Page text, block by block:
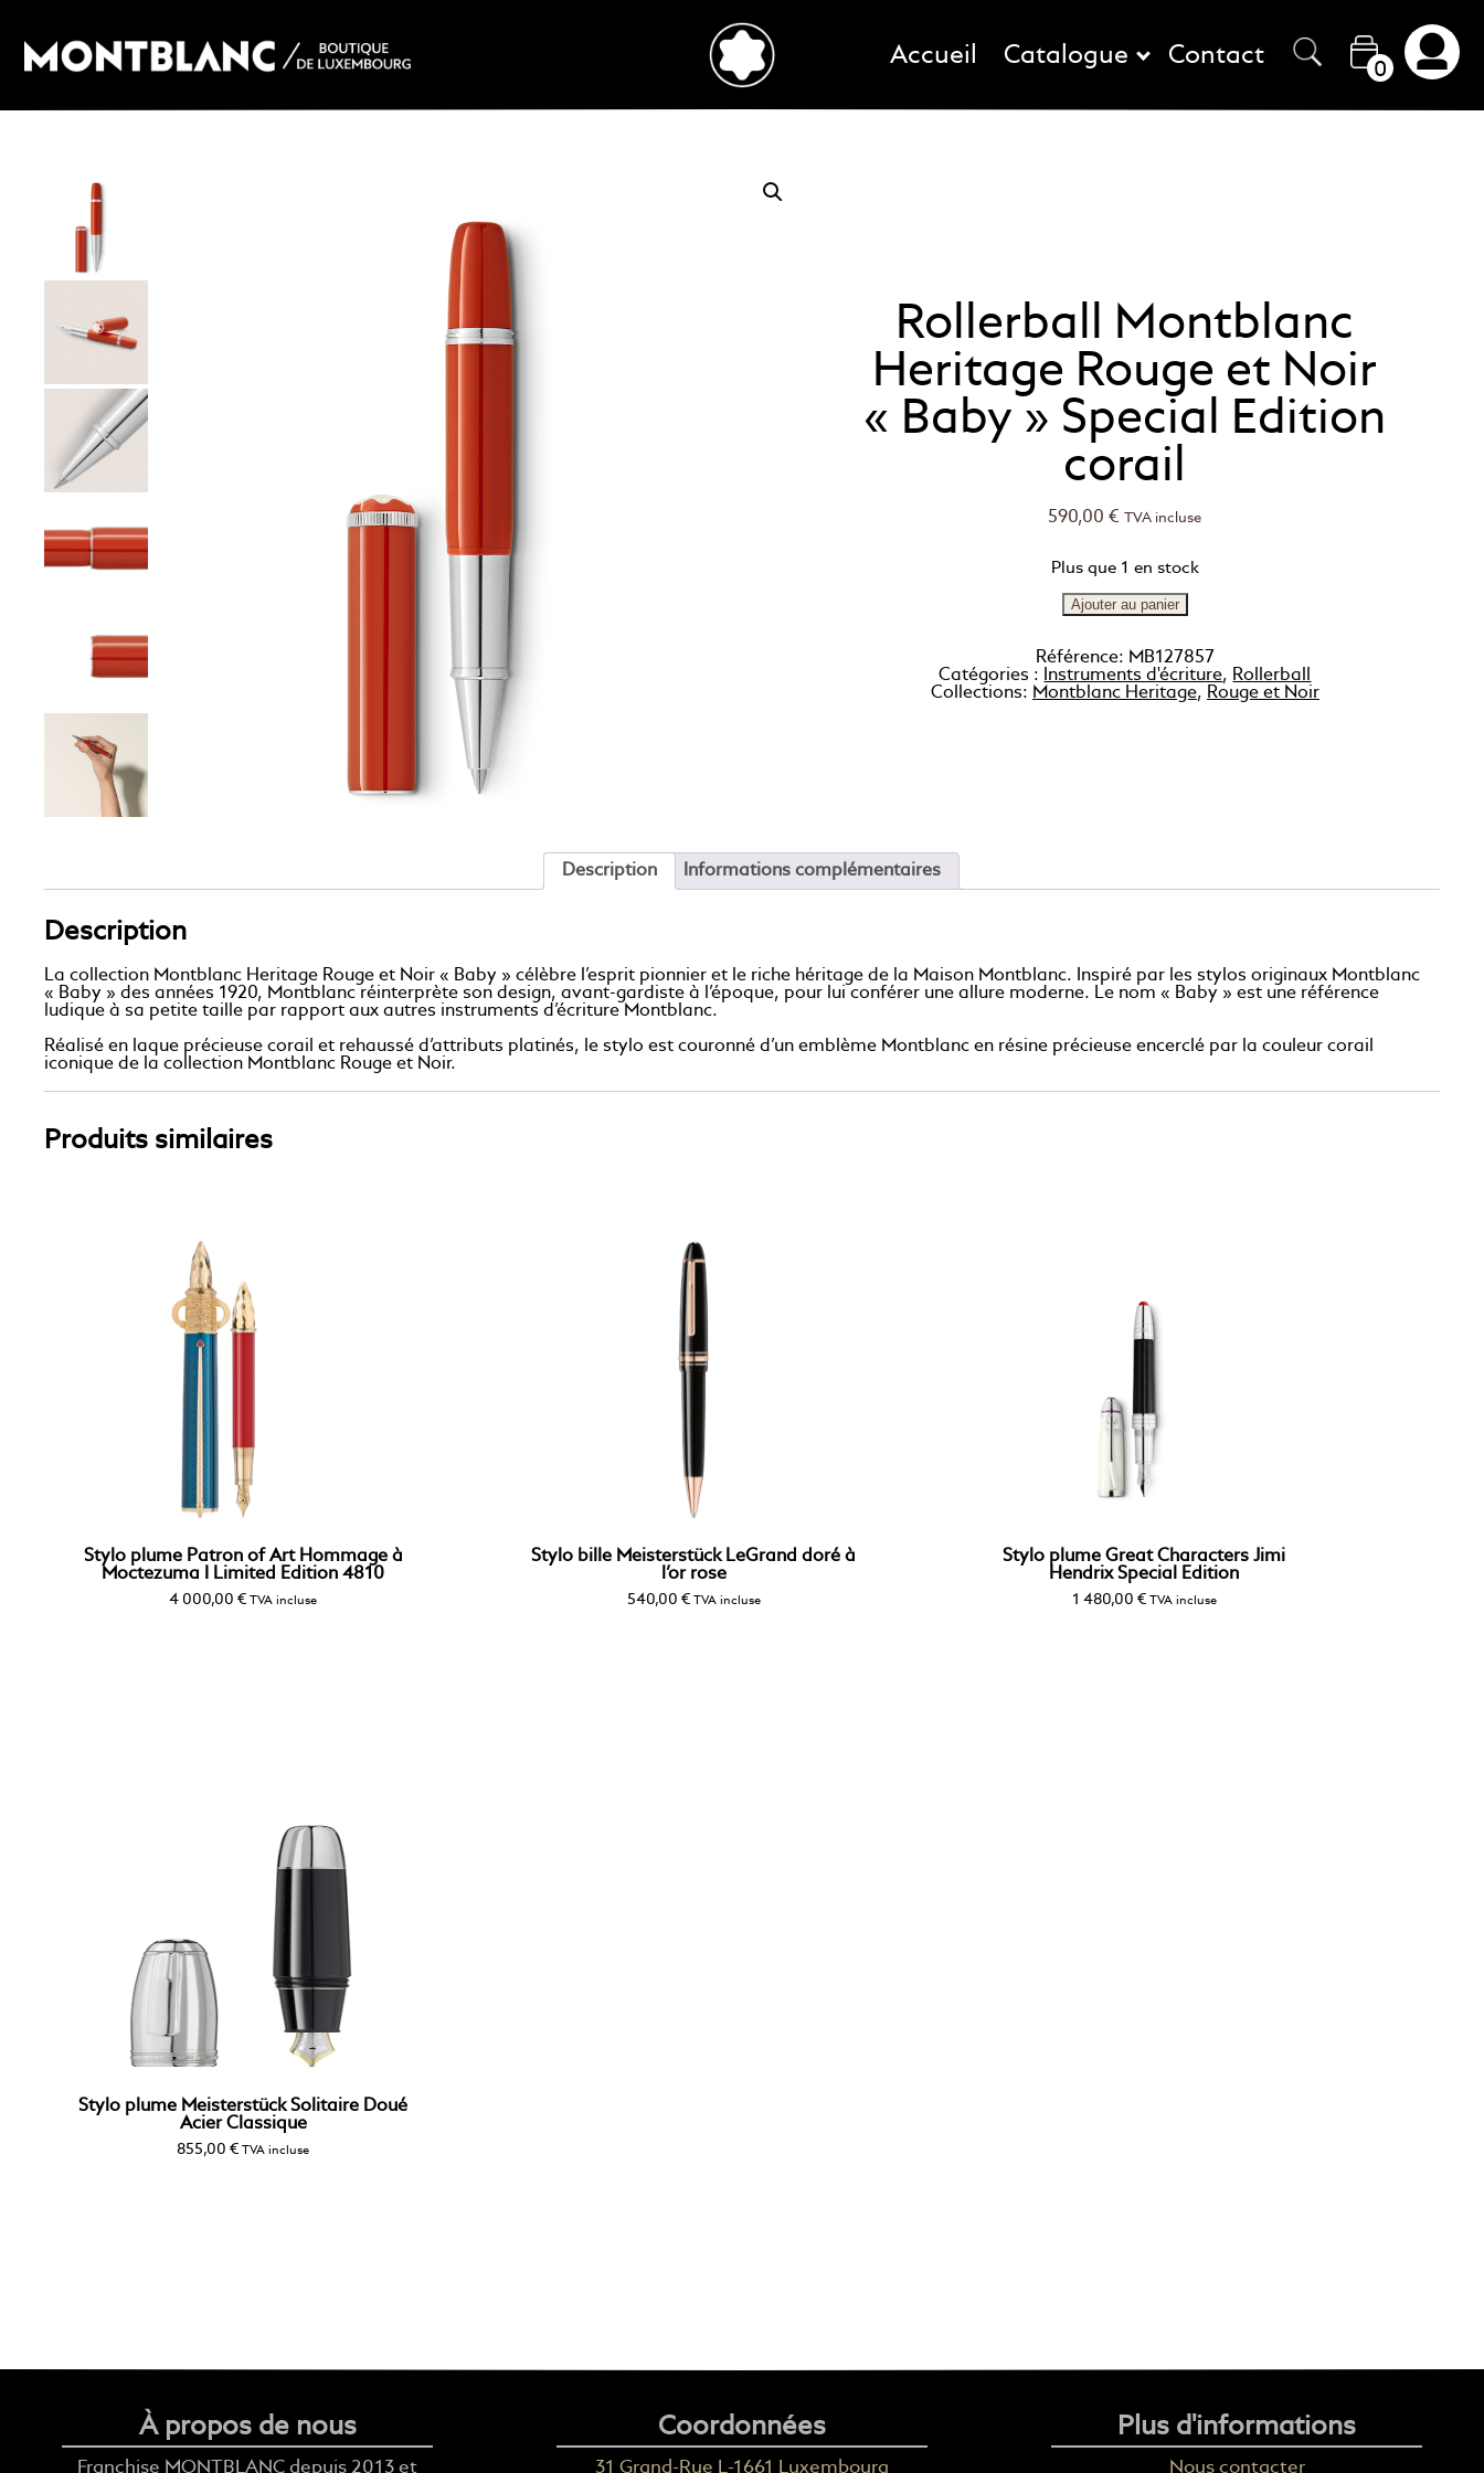
Accueil Catalogue Contact
0
Rollerball Montblanc
Heritage Rouge et Noir
« Baby » Special Edition
corail
590,00€ TVA incluse
Plus que 1 en stock
Ajouter au panier
Référence: MB127857
Catégories :
Instruments d'écriture, Rollerball
Collections: Montblanc Heritage, Rouge et Noir
Description Informations complémentaires
Description
La collection Montblanc Heritage Rouge et Noir « Baby » célèbre l’esprit pionnier et le riche héritage de la Maison Montblanc. Inspiré par les stylos originaux Montblanc
« Baby » des années 1920, Montblanc réinterprète son design, avant-gardiste à l’époque, pour lui conférer une allure moderne. Le nom « Baby » est une référence
ludique à sa petite taille par rapport aux autres instruments d’écriture Montblanc.
Réalisé en laque précieuse corail et rehaussé d’attributs platinés, le stylo est couronné d’un emblème Montblanc en résine précieuse encerclé par la couleur corail
iconique de la collection Montblanc Rouge et Noir.
Produits similaires
Stylo plume Patron of Art Hommage à
Moctezuma I Limited Edition 4810
4 000,00 € TVA incluse
Stylo bille Meisterstück LeGrand doré à
l’or rose
540,00 € TVA incluse
Stylo plume Great Characters Jimi
Hendrix Special Edition
1 480,00 € TVA incluse
Stylo plume Meisterstück Solitaire Doué
Acier Classique
855,00 € TVA incluse
À propos de nous
Franchise MONTBLANC depuis 2013 et
Coordonnées
31 Grand-Rue L-1661 Luxembourg
Plus d'informations
Nous contacter